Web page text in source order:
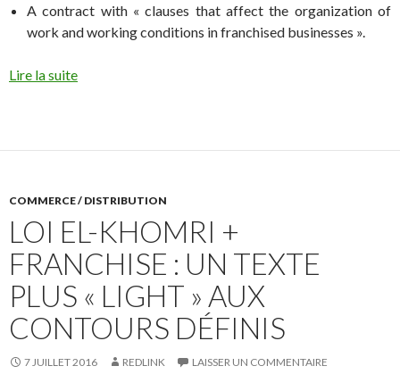
A contract with « clauses that affect the organization of
work and working conditions in franchised businesses ».
Lire la suite
COMMERCE / DISTRIBUTION
LOI EL-KHOMRI +
FRANCHISE : UN TEXTE
PLUS « LIGHT » AUX
CONTOURS DÉFINIS
7 JUILLET 2016 REDLINK LAISSER UN COMMENTAIRE